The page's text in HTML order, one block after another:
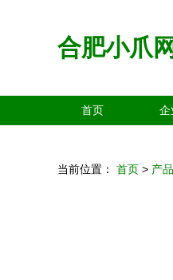
合肥小爪
首页 企
当前位置： 首页 > 产